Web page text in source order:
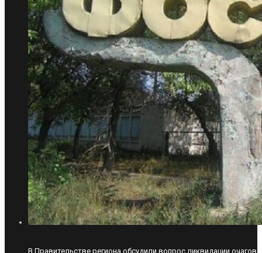
В Правительстве региона обсудили вопрос ликвидации очагов